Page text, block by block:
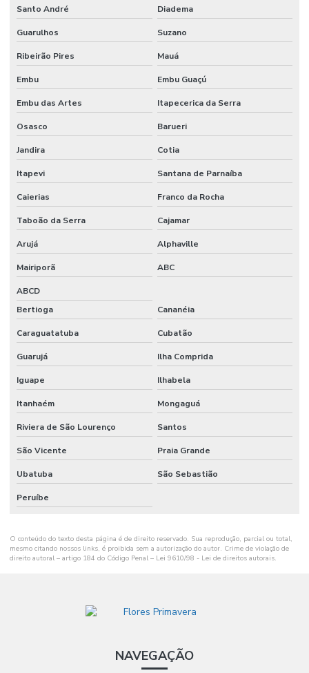
Santo André Diadema
Guarulhos Suzano
Ribeirão Pires Mauá
Embu Embu Guaçú
Embu das Artes Itapecerica da Serra
Osasco Barueri
Jandira Cotia
Itapevi Santana de Parnaíba
Caierias Franco da Rocha
Taboão da Serra Cajamar
Arujá Alphaville
Mairiporã ABC
ABCD
Bertioga
Cananéia
Caraguatatuba Cubatão
Guarujá Ilha Comprida
Iguape Ilhabela
Itanhaém Mongaguá
Riviera de São Lourenço Santos
São Vicente Praia Grande
Ubatuba São Sebastião
Peruíbe
O conteúdo do texto desta página é de direito reservado. Sua reprodução, parcial ou total,
mesmo citando nossos links, é proibida sem a autorização do autor. Crime de violação de
direito autoral – artigo 184 do Código Penal – Lei 9610/98 - Lei de direitos autorais.
NAVEGAÇÃO